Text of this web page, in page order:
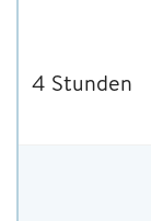
4 Stunden